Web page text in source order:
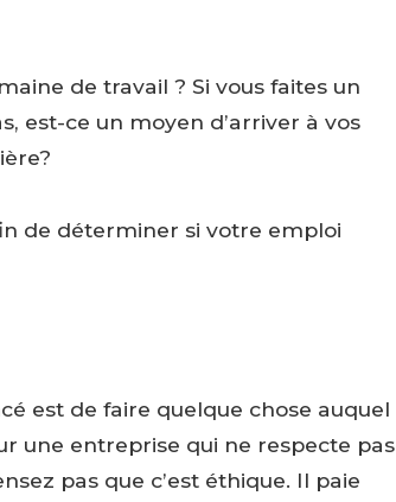
de travail ? Si vous faites un
est-ce un moyen d’arriver à vos
de déterminer si votre emploi
est de faire quelque chose auquel
une entreprise qui ne respecte pas
pas que c’est éthique. Il paie